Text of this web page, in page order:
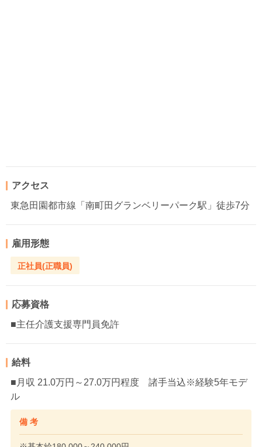
アクセス
東急田園都市線「南町田グランベリーパーク駅」徒歩7分
雇用形態
正社員(正職員)
応募資格
■主任介護支援専門員免許
給料
■月収 21.0万円～27.0万円程度 諸手当込※経験5年モデ
ル
備 考